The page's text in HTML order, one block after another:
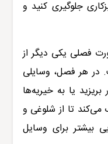
جلوگیری کنید و
فصلی یکی دیگر از
هر فصل، وسایلی
بریزید یا به خیریه‌ها
می‌کند تا از شلوغی و
بیشتر برای وسایل